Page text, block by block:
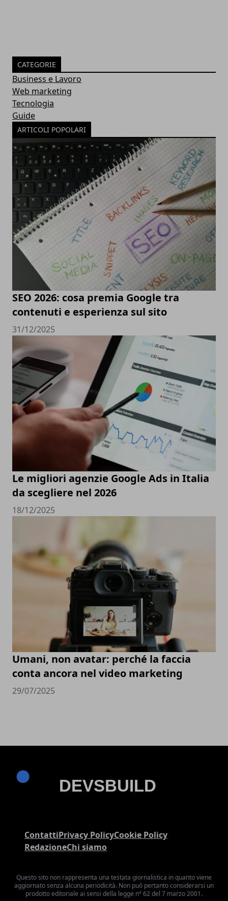
CATEGORIE
Business e Lavoro
Web marketing
Tecnologia
Guide
ARTICOLI POPOLARI
SEO 2026: cosa premia Google tra
contenuti e esperienza sul sito
31/12/2025
Le migliori agenzie Google Ads in Italia
da scegliere nel 2026
18/12/2025
Umani, non avatar: perché la faccia
conta ancora nel video marketing
29/07/2025
ContattiPrivacy PolicyCookie Policy
RedazioneChi siamo
Questo sito non rappresenta una testata giornalistica in quanto viene
aggiornato senza alcuna periodicità. Non può pertanto considerarsi un
prodotto editoriale ai sensi della legge n° 62 del 7 marzo 2001.